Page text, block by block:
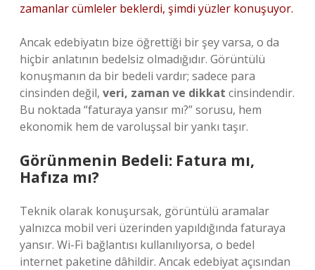
zamanlar cümleler beklerdi, şimdi yüzler konuşuyor.
Ancak edebiyatın bize öğrettiği bir şey varsa, o da
hiçbir anlatının bedelsiz olmadığıdır. Görüntülü
konuşmanın da bir bedeli vardır; sadece para
cinsinden değil, veri, zaman ve dikkat cinsindendir.
Bu noktada “faturaya yansır mı?” sorusu, hem
ekonomik hem de varoluşsal bir yankı taşır.
Görünmenin Bedeli: Fatura mı,
Hafıza mı?
Teknik olarak konuşursak, görüntülü aramalar
yalnızca mobil veri üzerinden yapıldığında faturaya
yansır. Wi-Fi bağlantısı kullanılıyorsa, o bedel
internet paketine dâhildir. Ancak edebiyat açısından